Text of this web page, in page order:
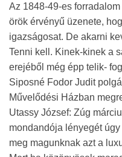
Az 1848-49-es
örök érvényű üzenete,
igazságosat. De akarni
Tenni kell. Kinek-kinek a
erejéből még épp telik-
Siposné Fodor Judit
Művelődési Házban
Utassy József: Zúg
mondandója lényegét
meg magunknak azt a